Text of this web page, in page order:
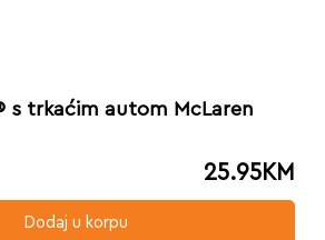
s trkaćim autom McLaren
25.95KM
Dodaj u korpu